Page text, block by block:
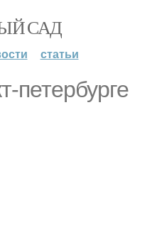
САД
статьи
петербурге